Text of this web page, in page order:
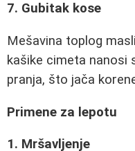
7. Gubitak kose
Mešavina toplog
kašike cimeta nanosi
pranja, što jača
Primene za lepotu
1. Mršavljenje